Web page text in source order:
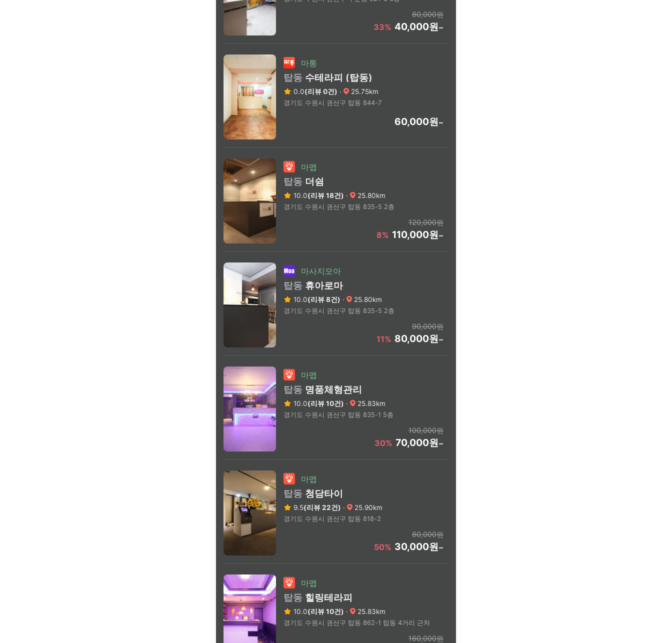
60,000원
33% 40,000원~
마통
탑동 수테라피 (탑동)
0.0(리뷰 0건) · 25.75km
경기도 수원시 권선구 탑동 844-7
60,000원~
마맵
탑동 더쉼
10.0(리뷰 18건) · 25.80km
경기도 수원시 권선구 탑동 835-5 2층
120,000원
8% 110,000원~
마사지모아
탑동 휴아로마
10.0(리뷰 8건) · 25.80km
경기도 수원시 권선구 탑동 835-5 2층
90,000원
11% 80,000원~
마맵
탑동 명품체형관리
10.0(리뷰 10건) · 25.83km
경기도 수원시 권선구 탑동 835-1 5층
100,000원
30% 70,000원~
마맵
탑동 청담타이
9.5(리뷰 22건) · 25.90km
경기도 수원시 권선구 탑동 818-2
60,000원
50% 30,000원~
마맵
탑동 힐링테라피
10.0(리뷰 10건) · 25.83km
경기도 수원시 권선구 탑동 862-1 탑동 4거리 근처
160,000원